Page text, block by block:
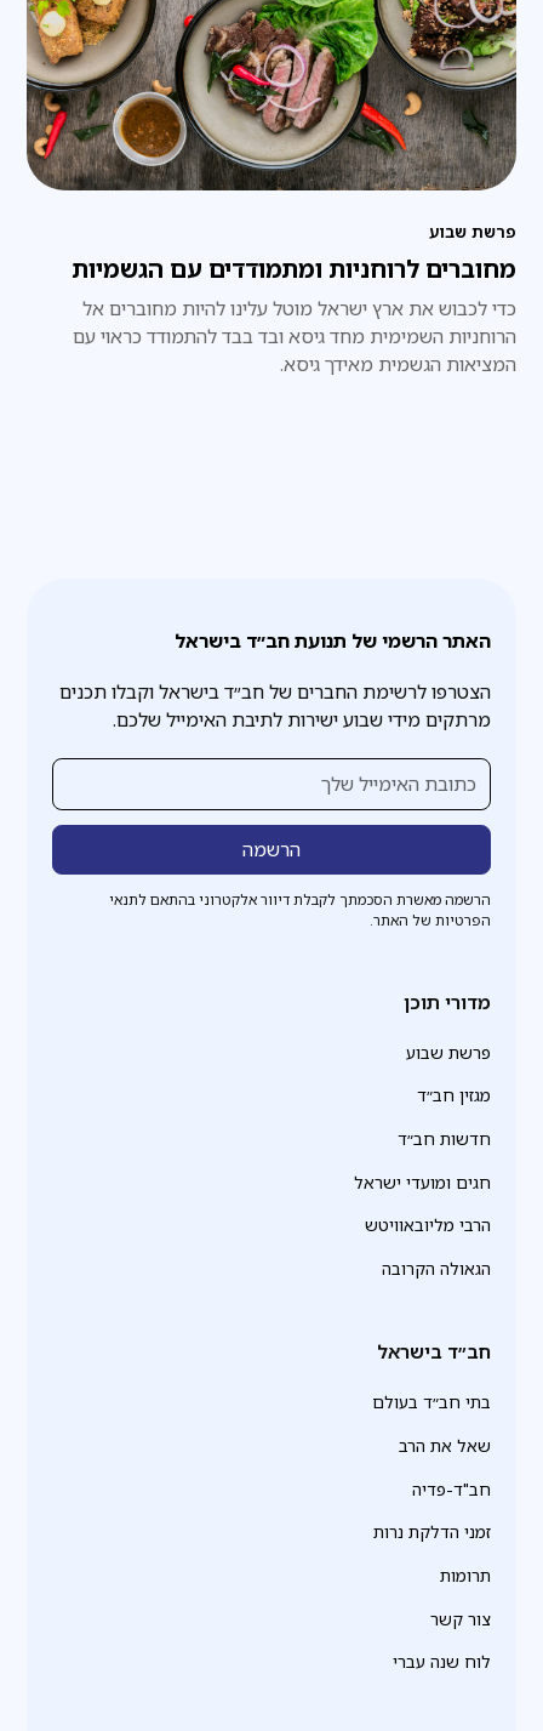
פרשת שבוע
מחוברים לרוחניות ומתמודדים עם הגשמיות
כדי לכבוש את ארץ ישראל מוטל עלינו להיות מחוברים אל
הרוחניות השמימית מחד גיסא ובד בבד להתמודד כראוי עם
המציאות הגשמית מאידך גיסא.
האתר הרשמי של תנועת חב״ד בישראל
הצטרפו לרשימת החברים של חב״ד בישראל וקבלו תכנים
מרתקים מידי שבוע ישירות לתיבת האימייל שלכם.
הרשמה מאשרת הסכמתך לקבלת דיוור אלקטרוני בהתאם לתנאי
הפרטיות של האתר.
מדורי תוכן
פרשת שבוע
מגזין חב״ד
חדשות חב״ד
חגים ומועדי ישראל
הרבי מליובאוויטש
הגאולה הקרובה
חב״ד בישראל
בתי חב״ד בעולם
שאל את הרב
חב"ד-פדיה
זמני הדלקת נרות
תרומות
צור קשר
לוח שנה עברי